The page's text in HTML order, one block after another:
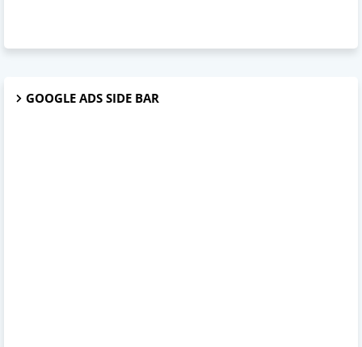
GOOGLE ADS SIDE BAR